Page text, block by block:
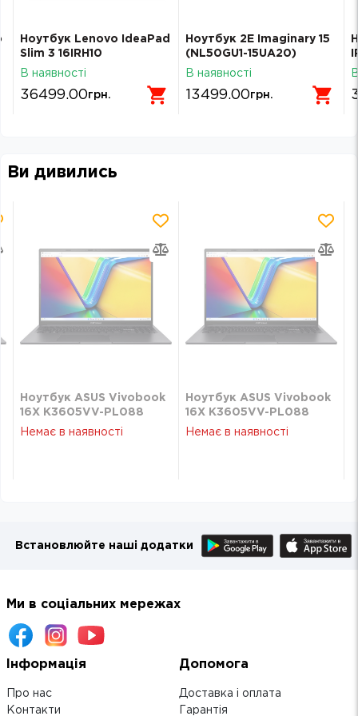
Ноутбук Lenovo IdeaPad
Slim 3 16IRH10
(83K2008WRA) Luna
В наявності
36499.00грн.
Ноутбук 2E Imaginary 15
(NL50GU1-15UA20)
В наявності
13499.00грн.
Ви дивились
Ноутбук ASUS Vivobook
16X K3605VV-PL088
(90NB11U1-M00390)
Немає в наявності
Ноутбук ASUS Vivobook
16X K3605VV-PL088
(90NB11U1-M00390)
Немає в наявності
Встановлюйте наші додатки
Ми в соціальних мережах
Інформація
Про нас
Контакти
Допомога
Доставка і оплата
Гарантія